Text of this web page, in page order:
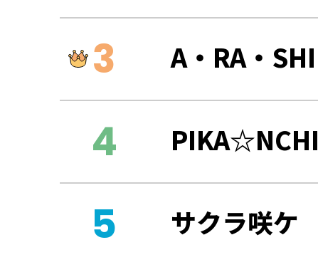
A・RA・SHI
PIKA☆NCHI
サクラ咲ケ